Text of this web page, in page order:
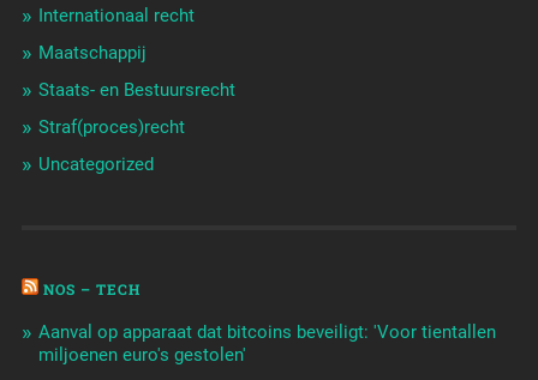
Internationaal recht
Maatschappij
Staats- en Bestuursrecht
Straf(proces)recht
Uncategorized
NOS – TECH
Aanval op apparaat dat bitcoins beveiligt: 'Voor tientallen
miljoenen euro's gestolen'